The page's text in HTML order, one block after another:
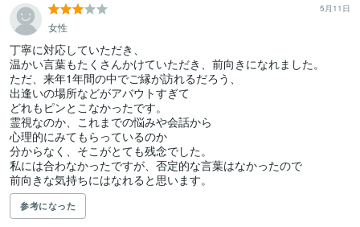
5月11日
女性
丁寧に対応していただき、
温かい言葉もたくさんかけていただき、前向きになれました。
ただ、来年1年間の中でご縁が訪れるだろう、
出逢いの場所などがアバウトすぎて
どれもピンとこなかったです。
霊視なのか、これまでの悩みや会話から
心理的にみてもらっているのか
分からなく、そこがとても残念でした。
私には合わなかったですが、否定的な言葉はなかったので
参考になった